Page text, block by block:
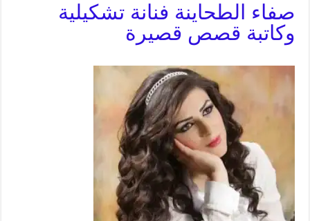
صفاء الطحاينة فنانة تشكيلية
وكاتبة قصص قصيرة